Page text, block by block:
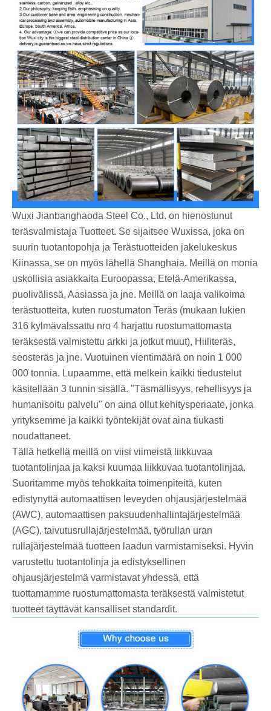
Wuxi Jianbanghaoda Steel Co., Ltd. on hienostunut
teräsvalmistaja Tuotteet. Se sijaitsee Wuxissa, joka on
suurin tuotantopohja ja Terästuotteiden jakelukeskus
Kiinassa, se on myös lähellä Shanghaia. Meillä on monia
uskollisia asiakkaita Euroopassa, Etelä-Amerikassa,
puolivälissä, Aasiassa ja jne. Meillä on laaja valikoima
terästuotteita, kuten ruostumaton Teräs (mukaan lukien
316 kylmävalssattu nro 4 harjattu ruostumattomasta
teräksestä valmistettu arkki ja jotkut muut), Hiiliteräs,
seosteräs ja jne. Vuotuinen vientimäärä on noin 1 000
000 tonnia. Lupaamme, että melkein kaikki tiedustelut
käsitellään 3 tunnin sisällä. "Täsmällisyys, rehellisyys ja
humanisoitu palvelu" on aina ollut kehitysperiaate, jonka
yrityksemme ja kaikki työntekijät ovat aina tiukasti
noudattaneet.
Tällä hetkellä meillä on viisi viimeistä liikkuvaa
tuotantolinjaa ja kaksi kuumaa liikkuvaa tuotantolinjaa.
Suoritamme myös tehokkaita toimenpiteitä, kuten
edistynyttä automaattisen leveyden ohjausjärjestelmää
(AWC), automaattisen paksuudenhallintajärjestelmää
(AGC), taivutusrullajärjestelmää, työrullan uran
rullajärjestelmää tuotteen laadun varmistamiseksi. Hyvin
varustettu tuotantolinja ja edistyksellinen
ohjausjärjestelmä varmistavat yhdessä, että
tuottamamme ruostumattomasta teräksestä valmistetut
tuotteet täyttävät kansalliset standardit.